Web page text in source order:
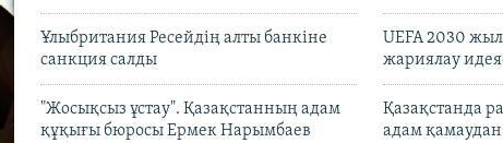
Ұлыбритания Ресейдің алты банкіне
санкция салды
UEFA 2030
жариялау
"Жосықсыз ұстау". Қазақстанның адам
құқығы бюросы Ермек Нарымбаев
Қазақстанда
адам